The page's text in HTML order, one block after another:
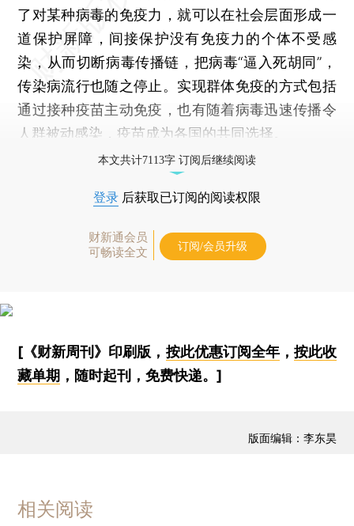
了对某种病毒的免疫力，就可以在社会层面形成一
道保护屏障，间接保护没有免疫力的个体不受感
染，从而切断病毒传播链，把病毒“逼入死胡同”，
传染病流行也随之停止。实现群体免疫的方式包括
通过接种疫苗主动免疫，也有随着病毒迅速传播令
人群被动感染，疫苗成为各国的共同选择。
本文共计7113字 订阅后继续阅读
登录 后获取已订阅的阅读权限
财新通会员
可畅读全文
订阅/会员升级
[《财新周刊》印刷版， 按此优惠订阅全年， 按此收
藏单期 ，随时起刊，免费快递。]
版面编辑：李东昊
相关阅读